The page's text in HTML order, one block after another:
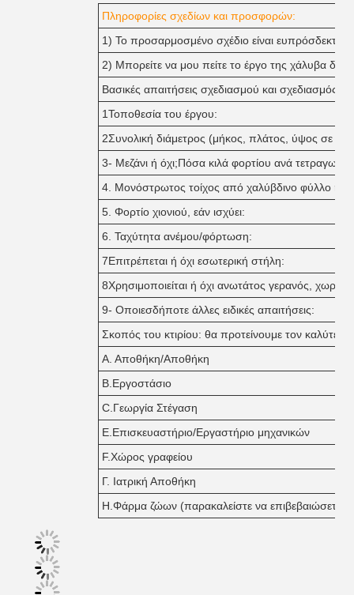
Πληροφορίες σχεδίων και προσφορών:
1) Το προσαρμοσμένο σχέδιο είναι ευπρόσδεκτο.
2) Μπορείτε να μου πείτε το έργο της χάλυβα
Βασικές απαιτήσεις σχεδιασμού και σχεδιασμός
1Τοποθεσία του έργου:
2Συνολική διάμετρος (μήκος, πλάτος, ύψος σε
3- Μεζάνι ή όχι;Πόσα κιλά φορτίου ανά
4. Μονόστρωτος τοίχος από χαλύβδινο φύλλο ή
5. Φορτίο χιονιού, εάν ισχύει:
6. Ταχύτητα ανέμου/φόρτωση:
7Επιτρέπεται ή όχι εσωτερική στήλη:
8Χρησιμοποιείται ή όχι ανωτάτος γερανός,
9- Οποιεσδήποτε άλλες ειδικές απαιτήσεις:
Σκοπός του κτιρίου: θα προτείνουμε τον
Α. Αποθήκη/Αποθήκη
Β.Εργοστάσιο
C.Γεωργία Στέγαση
Ε.Επισκευαστήριο/Εργαστήριο μηχανικών
F.Χώρος γραφείου
Γ. Ιατρική Αποθήκη
H.Φάρμα ζώων (παρακαλείστε να επιβεβαιώσετε